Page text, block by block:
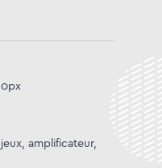
amplificateur,